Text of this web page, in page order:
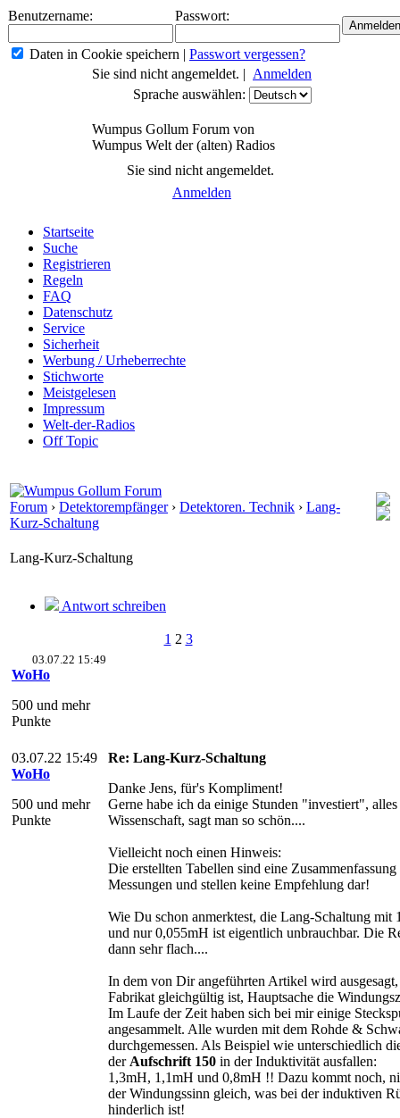
Benutzername: Passwort:
Daten in Cookie speichern | Passwort vergessen?
Sie sind nicht angemeldet. | Anmelden
Sprache auswählen:
Wumpus Gollum Forum von
Wumpus Welt der (alten) Radios
Sie sind nicht angemeldet.
Anmelden
Startseite
Suche
Registrieren
Regeln
FAQ
Datenschutz
Service
Sicherheit
Werbung / Urheberrechte
Stichworte
Meistgelesen
Impressum
Welt-der-Radios
Off Topic
Forum › Detektorempfänger› Detektoren. Technik › Lang-
Kurz-Schaltung
Lang-Kurz-Schaltung
Antwort schreiben
1 2 3
03.07.22 15:49
WoHo
500 und mehr
Punkte
03.07.22 15:49
WoHo
500 und mehr
Punkte
Re: Lang-Kurz-Schaltung
Danke Jens, für's Kompliment!
Gerne habe ich da einige Stunden "investiert",
Wissenschaft, sagt man so schön....
Vielleicht noch einen Hinweis:
Die erstellten Tabellen sind eine Zusammenfassung
Messungen und stellen keine Empfehlung dar!
Wie Du schon anmerktest, die Lang-Schaltung mit
und nur 0,055mH ist eigentlich unbrauchbar. Die
dann sehr flach....
In dem von Dir angeführten Artikel wird ausgesagt,
Fabrikat gleichgültig ist, Hauptsache die
Im Laufe der Zeit haben sich bei mir einige
angesammelt. Alle wurden mit dem Rohde &
durchgemessen. Als Beispiel wie unterschiedlich
der Aufschrift 150 in der Induktivität ausfallen:
1,3mH, 1,1mH und 0,8mH !! Dazu kommt noch,
der Windungssinn gleich, was bei der induktiven
hinderlich ist!